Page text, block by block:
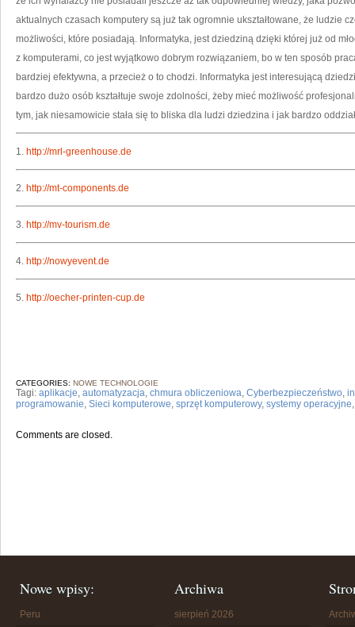
aktualnych czasach komputery są już tak ogromnie ukształtowane, że ludzie
możliwości, które posiadają. Informatyka, jest dziedziną dzięki której już od
z komputerami, co jest wyjątkowo dobrym rozwiązaniem, bo w ten sposób
bardziej efektywna, a przecież o to chodzi. Informatyka jest interesującą
bardzo dużo osób kształtuje swoje zdolności, żeby mieć możliwość
tym, jak niesamowicie stała się to bliska dla ludzi dziedzina i jak bardzo
1. http://mrl-greenhouse.de
2. http://mt-components.de
3. http://mv-tourism.de
4. http://nowyevent.de
5. http://oecher-printen-cup.de
CATEGORIES: NOWE TECHNOLOGIE
Tagi: aplikacje, automatyzacja, chmura obliczeniowa, Cyberbezpieczeństwo,
programowanie, Sieci komputerowe, sprzęt komputerowy, systemy operacyjne
Comments are closed.
Nowe wpisy:
Peru
Archiwa
sierpień 2026